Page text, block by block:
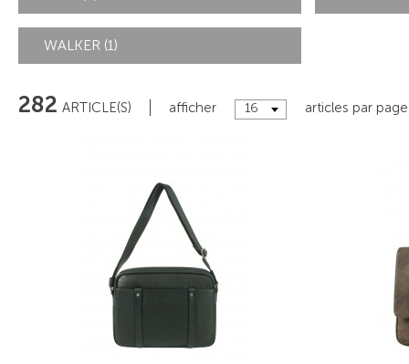
WALKER (1)
282 ARTICLE(S) afficher 16 articles par page